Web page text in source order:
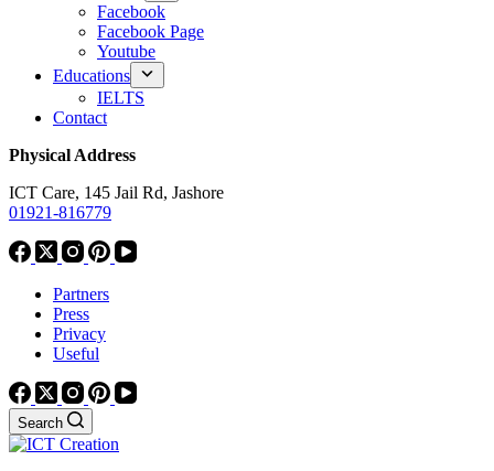
Facebook
Facebook Page
Youtube
Educations
IELTS
Contact
Physical Address
ICT Care, 145 Jail Rd, Jashore
01921-816779
Partners
Press
Privacy
Useful
Search